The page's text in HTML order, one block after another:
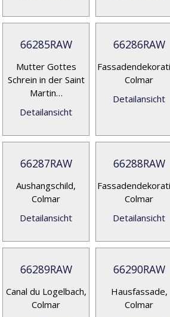
66285RAW
Mutter Gottes
Schrein in der Saint
Martin…
Detailansicht
66286RAW
Colmar
Detailansicht
66287RAW
Aushangschild,
Colmar
Detailansicht
66288RAW
Colmar
Detailansicht
66289RAW
Canal du Logelbach,
Colmar
66290RAW
Hausfassade,
Colmar